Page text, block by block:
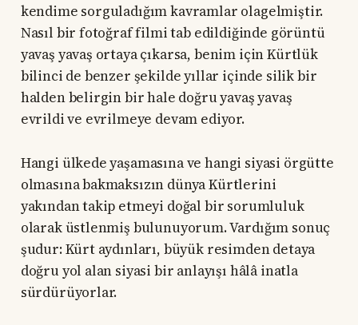
kendime sorguladığım kavramlar olagelmiştir.
Nasıl bir fotoğraf filmi tab edildiğinde görüntü
yavaş yavaş ortaya çıkarsa, benim için Kürtlük
bilinci de benzer şekilde yıllar içinde silik bir
halden belirgin bir hale doğru yavaş yavaş
evrildi ve evrilmeye devam ediyor.
Hangi ülkede yaşamasına ve hangi siyasi örgütte
olmasına bakmaksızın dünya Kürtlerini
yakından takip etmeyi doğal bir sorumluluk
olarak üstlenmiş bulunuyorum. Vardığım sonuç
şudur: Kürt aydınları, büyük resimden detaya
doğru yol alan siyasi bir anlayışı hâlâ inatla
sürdürüyorlar.